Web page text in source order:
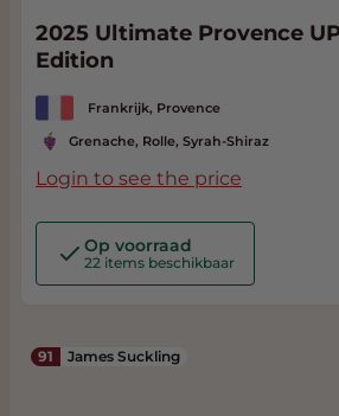
2025 Ultimate Provence
Edition
Frankrijk, Provence
Grenache, Rolle, Syrah-Shiraz
Login to see the price
Op voorraad
22 items beschikbaar
91 James Suckling